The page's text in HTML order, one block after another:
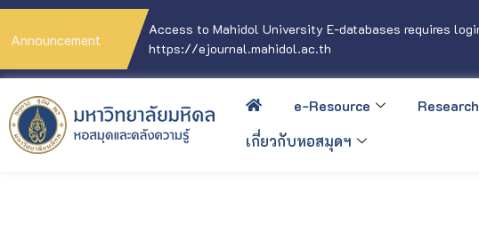
Announcement
Access to Mahidol University E-databases requires
https://ejournal.mahidol.ac.th
e-Resource
เกี่ยวกับหอสมุดฯ